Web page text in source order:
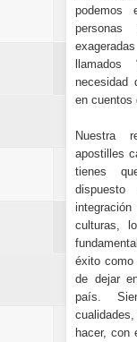
podemos
necesidad
en cuentos
Nuestra
apostilles
tienes
culturas,
éxito como
de dejar
país.
hacer, con